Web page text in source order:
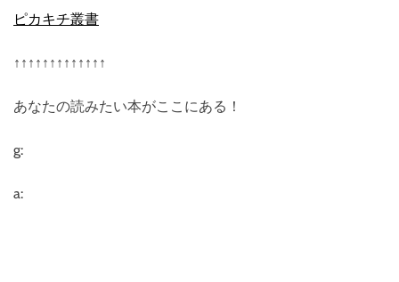
ピカキチ叢書
↑↑↑↑↑↑↑↑↑↑↑↑↑
あなたの読みたい本がここにある！
g:
a: